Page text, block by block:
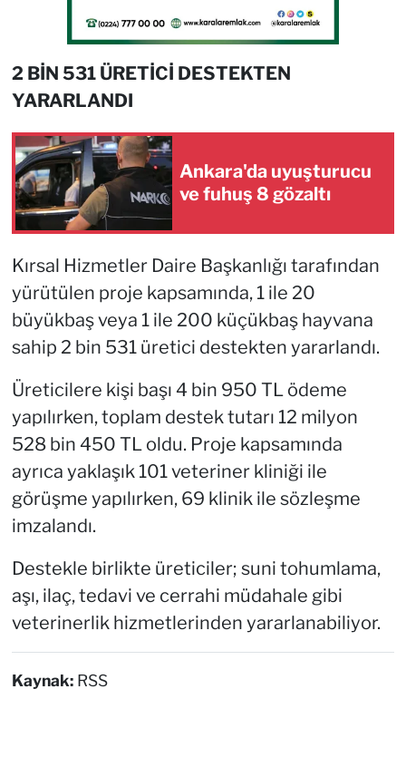
2 BİN 531 ÜRETİCİ DESTEKTEN
YARARLANDI
Ankara'da uyuşturucu
ve fuhuş 8 gözaltı
Kırsal Hizmetler Daire Başkanlığı tarafından
yürütülen proje kapsamında, 1 ile 20
büyükbaş veya 1 ile 200 küçükbaş hayvana
sahip 2 bin 531 üretici destekten yararlandı.
Üreticilere kişi başı 4 bin 950 TL ödeme
yapılırken, toplam destek tutarı 12 milyon
528 bin 450 TL oldu. Proje kapsamında
ayrıca yaklaşık 101 veteriner kliniği ile
görüşme yapılırken, 69 klinik ile sözleşme
imzalandı.
Destekle birlikte üreticiler; suni tohumlama,
aşı, ilaç, tedavi ve cerrahi müdahale gibi
veterinerlik hizmetlerinden yararlanabiliyor.
Kaynak: RSS